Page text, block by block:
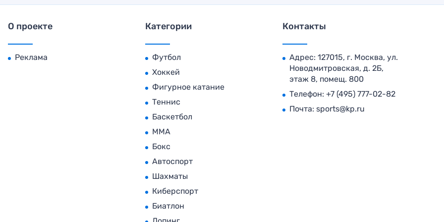
О проекте
Реклама
Категории
Футбол
Хоккей
Фигурное катание
Теннис
Баскетбол
MMA
Бокс
Автоспорт
Шахматы
Киберспорт
Биатлон
Контакты
Адрес: 127015, г. Москва, ул.
Новодмитровская, д. 2Б,
этаж 8, помещ. 800
Телефон: +7 (495) 777-02-82
Почта: sports@kp.ru